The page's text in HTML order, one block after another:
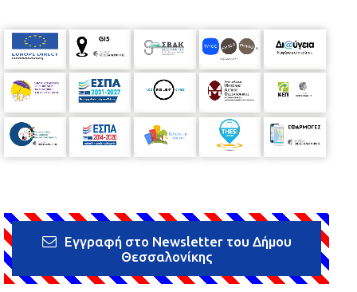
Εγγραφή στο Newsletter του Δήμου
Θεσσαλονίκης